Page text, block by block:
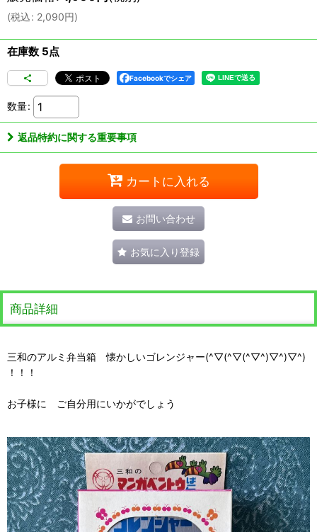
(税込: 2,090円)
在庫数 5点
Facebookでシェア
数量:
返品特約に関する重要事項
カートに入れる
お問い合わせ
お気に入り登録
商品詳細
三和のアルミ弁当箱 懐かしいゴレンジャー(^▽(^▽(^▽^)▽^)▽^)
！！！
お子様に ご自分用にいかがでしょう